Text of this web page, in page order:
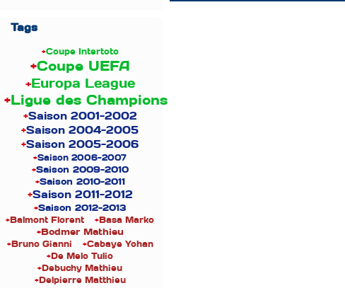
Tags
+Coupe Intertoto
+Coupe UEFA
+Europa League
+Ligue des Champions
+Saison 2001-2002
+Saison 2004-2005
+Saison 2005-2006
+Saison 2006-2007
+Saison 2009-2010
+Saison 2010-2011
+Saison 2011-2012
+Saison 2012-2013
+Balmont Florent +Basa Marko
+Bodmer Mathieu
+Bruno Gianni +Cabaye Yohan
+De Melo Tulio
+Debuchy Mathieu
+Delpierre Matthieu